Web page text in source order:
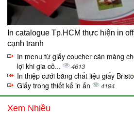
In catalogue Tp.HCM thực hiện in
cạnh tranh
In menu từ giấy coucher cán màng
lợi khi gia cô...
4613
In thiệp cưới bằng chất liệu giấy
Giấy trong thiết kế in ấn 4194
Xem Nhiều